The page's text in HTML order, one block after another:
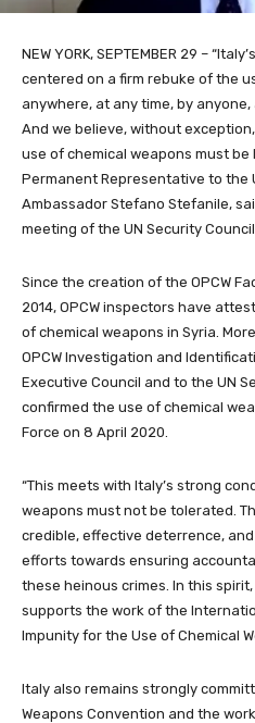
NEW YORK, SEPTEMBER 29 –
centered on a firm rebuke of the
anywhere, at any time, by
And we believe, without
use of chemical weapons must
Permanent Representative to the
Ambassador Stefano Stefanile,
meeting of the UN Security Council
Since the creation of the OPCW
2014, OPCW inspectors have
of chemical weapons in Syria.
OPCW Investigation and
Executive Council and to the UN
confirmed the use of chemical
Force on 8 April 2020.
“This meets with Italy’s strong
weapons must not be tolerated.
credible, effective deterrence,
efforts towards ensuring
these heinous crimes. In this
supports the work of the
Impunity for the Use of Chemical
Italy also remains strongly
Weapons Convention and the